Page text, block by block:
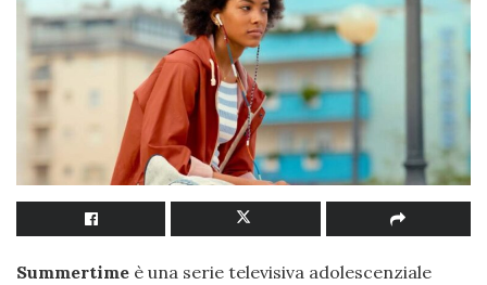
Summertime è una serie televisiva adolescenziale